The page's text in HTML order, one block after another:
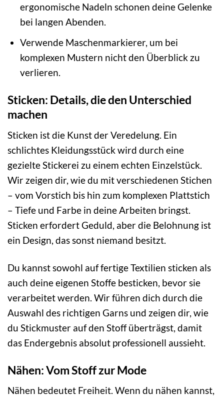
ergonomische Nadeln schonen deine Gelenke
bei langen Abenden.
Verwende Maschenmarkierer, um bei
komplexen Mustern nicht den Überblick zu
verlieren.
Sticken: Details, die den Unterschied
machen
Sticken ist die Kunst der Veredelung. Ein
schlichtes Kleidungsstück wird durch eine
gezielte Stickerei zu einem echten Einzelstück.
Wir zeigen dir, wie du mit verschiedenen Stichen
– vom Vorstich bis hin zum komplexen Plattstich
– Tiefe und Farbe in deine Arbeiten bringst.
Sticken erfordert Geduld, aber die Belohnung ist
ein Design, das sonst niemand besitzt.
Du kannst sowohl auf fertige Textilien sticken als
auch deine eigenen Stoffe besticken, bevor sie
verarbeitet werden. Wir führen dich durch die
Auswahl des richtigen Garns und zeigen dir, wie
du Stickmuster auf den Stoff überträgst, damit
das Endergebnis absolut professionell aussieht.
Nähen: Vom Stoff zur Mode
Nähen bedeutet Freiheit. Wenn du nähen kannst,